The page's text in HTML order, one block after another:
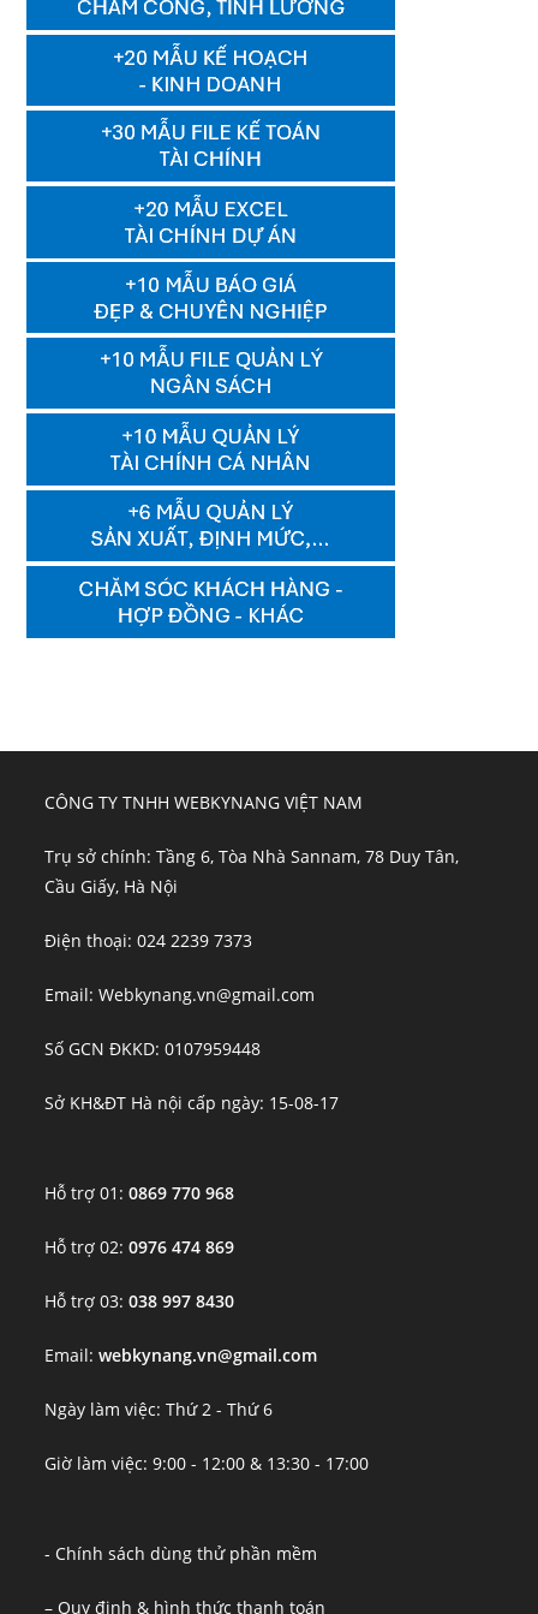
CÔNG TY TNHH WEBKYNANG VIỆT NAM
Trụ sở chính: Tầng 6, Tòa Nhà Sannam, 78 Duy Tân,
Cầu Giấy, Hà Nội
Điện thoại: 024 2239 7373
Email: Webkynang.vn@gmail.com
Số GCN ĐKKD: 0107959448
Sở KH&ĐT Hà nội cấp ngày: 15-08-17
Hỗ trợ 01:0869 770 968
Hỗ trợ 02:0976 474 869
Hỗ trợ 03:038 997 8430
Email:webkynang.vn@gmail.com
Ngày làm việc: Thứ 2 - Thứ 6
Giờ làm việc: 9:00 - 12:00 & 13:30 - 17:00
- Chính sách dùng thử phần mềm
– Quy định & hình thức thanh toán